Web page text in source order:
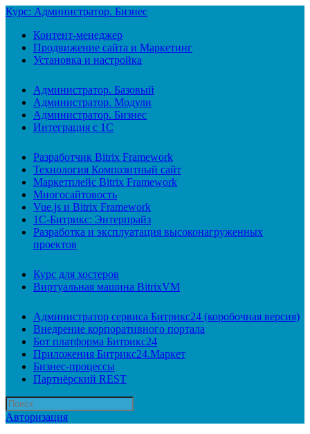
Курс: Администратор. Бизнес
Контент-менеджер
Продвижение сайта и Маркетинг
Установка и настройка
Администратор. Базовый
Администратор. Модули
Администратор. Бизнес
Интеграция с 1С
Разработчик Bitrix Framework
Технология Композитный сайт
Маркетплейс Bitrix Framework
Многосайтовость
Vue.js и Bitrix Framework
1С-Битрикс: Энтерпрайз
Разработка и эксплуатация высоконагруженных
проектов
Курс для хостеров
Виртуальная машина BitrixVM
Администратор сервиса Битрикс24 (коробочная версия)
Внедрение корпоративного портала
Бот платформа Битрикс24
Приложения Битрикс24.Маркет
Бизнес-процессы
Партнёрский REST
Авторизация